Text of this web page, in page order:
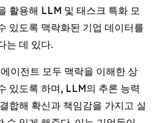
활용해 LLM 및 태스크 특화 모
있도록 맥락화된 기업 데이터를
는 데 있다.
이전트 모두 맥락을 이해한 상
있도록 하며, LLM의 추론 능력
합해 확신과 책임감을 가지고 실